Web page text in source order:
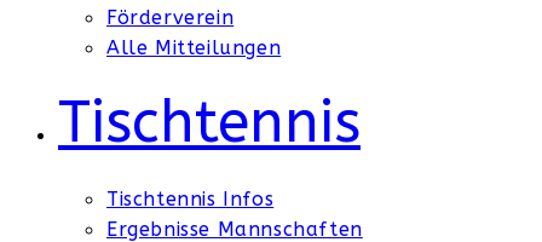
Förderverein
Alle Mitteilungen
Tischtennis
Tischtennis Infos
Ergebnisse Mannschaften